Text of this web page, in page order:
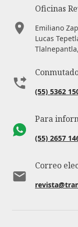
Oficinas
Emiliano
Lucas
(55) 5362
Para
(55) 2657
Correo